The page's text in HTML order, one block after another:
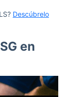
Descúbrelo
en